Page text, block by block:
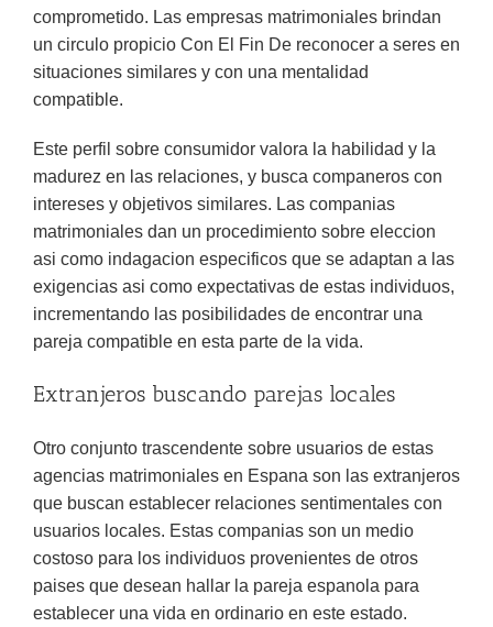
comprometido. Las empresas matrimoniales brindan
un circulo propicio Con El Fin De reconocer a seres en
situaciones similares y con una mentalidad
compatible.
Este perfil sobre consumidor valora la habilidad y la
madurez en las relaciones, y busca companeros con
intereses y objetivos similares. Las companias
matrimoniales dan un procedimiento sobre eleccion
asi­ como indagacion especificos que se adaptan a las
exigencias asi­ como expectativas de estas individuos,
incrementando las posibilidades de encontrar una
pareja compatible en esta parte de la vida.
Extranjeros buscando parejas locales
Otro conjunto trascendente sobre usuarios de estas
agencias matrimoniales en Espana son las extranjeros
que buscan establecer relaciones sentimentales con
usuarios locales. Estas companias son un medio
costoso para los individuos provenientes de otros
paises que desean hallar la pareja espanola para
establecer una vida en ordinario en este estado.